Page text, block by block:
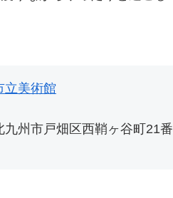
立美術館
九州市戸畑区西鞘ヶ谷町21